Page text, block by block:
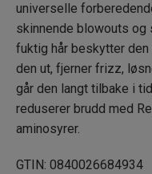
universelle
skinnende blowouts
fuktig hår beskytter
den ut, fjerner frizz,
går den langt tilbake i
reduserer brudd med
aminosyrer.
GTIN: 0840026684934